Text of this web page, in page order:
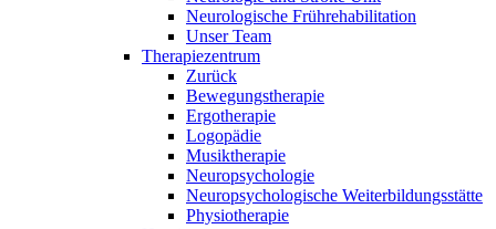
Neurologische Frührehabilitation
Unser Team
Therapiezentrum
Zurück
Bewegungstherapie
Ergotherapie
Logopädie
Musiktherapie
Neuropsychologie
Neuropsychologische Weiterbildungsstätte
Physiotherapie